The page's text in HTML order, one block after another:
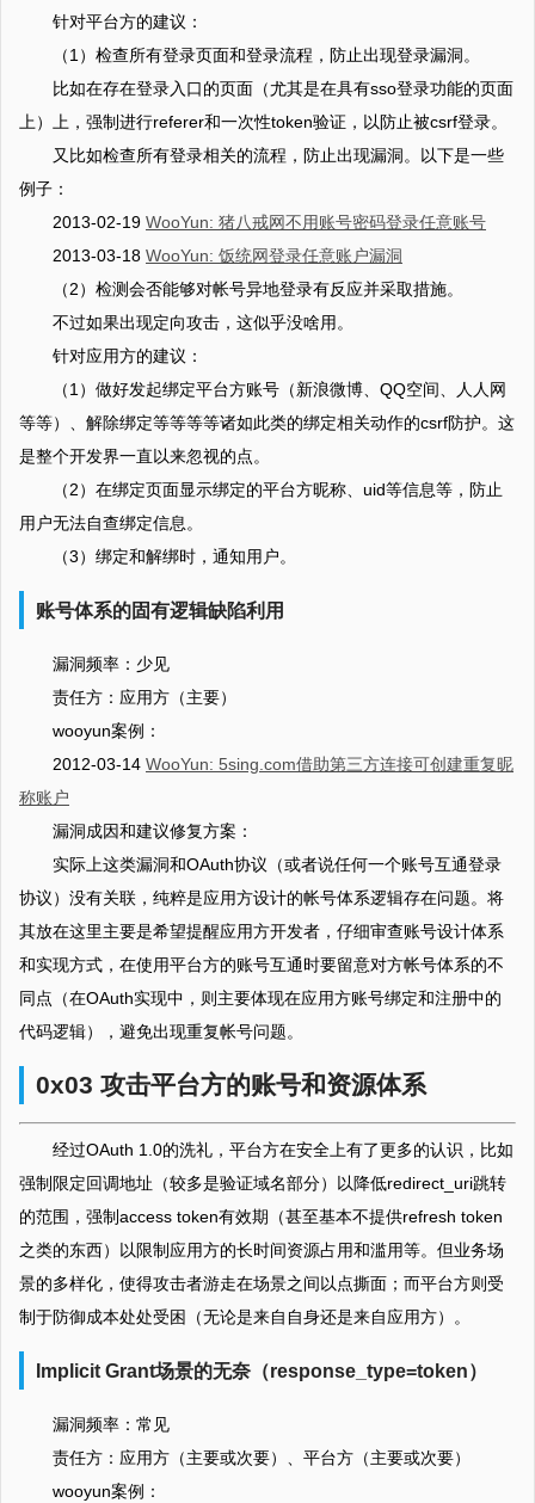
针对平台方的建议：
（1）检查所有登录页面和登录流程，防止出现登录漏洞。
比如在存在登录入口的页面（尤其是在具有sso登录功能的页面
上）上，强制进行referer和一次性token验证，以防止被csrf登录。
又比如检查所有登录相关的流程，防止出现漏洞。以下是一些
例子：
2013-02-19 WooYun: 猪八戒网不用账号密码登录任意账号
2013-03-18 WooYun: 饭统网登录任意账户漏洞
（2）检测会否能够对帐号异地登录有反应并采取措施。
不过如果出现定向攻击，这似乎没啥用。
针对应用方的建议：
（1）做好发起绑定平台方账号（新浪微博、QQ空间、人人网
等等）、解除绑定等等等等诸如此类的绑定相关动作的csrf防护。这
是整个开发界一直以来忽视的点。
（2）在绑定页面显示绑定的平台方昵称、uid等信息等，防止
用户无法自查绑定信息。
（3）绑定和解绑时，通知用户。
账号体系的固有逻辑缺陷利用
漏洞频率：少见
责任方：应用方（主要）
wooyun案例：
2012-03-14 WooYun: 5sing.com借助第三方连接可创建重复昵
称账户
漏洞成因和建议修复方案：
实际上这类漏洞和OAuth协议（或者说任何一个账号互通登录
协议）没有关联，纯粹是应用方设计的帐号体系逻辑存在问题。将
其放在这里主要是希望提醒应用方开发者，仔细审查账号设计体系
和实现方式，在使用平台方的账号互通时要留意对方帐号体系的不
同点（在OAuth实现中，则主要体现在应用方账号绑定和注册中的
代码逻辑），避免出现重复帐号问题。
0x03 攻击平台方的账号和资源体系
经过OAuth 1.0的洗礼，平台方在安全上有了更多的认识，比如
强制限定回调地址（较多是验证域名部分）以降低redirect_uri跳转
的范围，强制access token有效期（甚至基本不提供refresh token
之类的东西）以限制应用方的长时间资源占用和滥用等。但业务场
景的多样化，使得攻击者游走在场景之间以点撕面；而平台方则受
制于防御成本处处受困（无论是来自自身还是来自应用方）。
Implicit Grant场景的无奈（response_type=token）
漏洞频率：常见
责任方：应用方（主要或次要）、平台方（主要或次要）
wooyun案例：